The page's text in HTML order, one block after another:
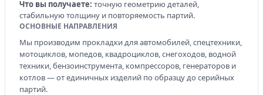
Что вы получаете: точную геометрию деталей,
стабильную толщину и повторяемость партий.
ОСНОВНЫЕ НАПРАВЛЕНИЯ
Мы производим прокладки для автомобилей, спецтехники,
мотоциклов, мопедов, квадроциклов, снегоходов, водной
техники, бензоинструмента, компрессоров, генераторов и
котлов — от единичных изделий по образцу до серийных
партий.